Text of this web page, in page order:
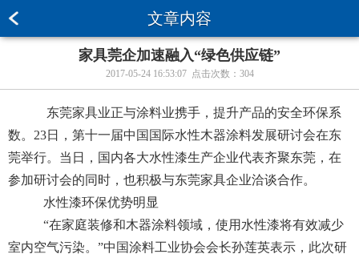
文章内容
家具莞企加速融入“绿色供应链”
2017-05-24 16:53:07 点击次数： 304
东莞家具业正与涂料业携手，提升产品的安全环保系
数。23日，第十一届中国国际水性木器涂料发展研讨会在东
莞举行。当日，国内各大水性漆生产企业代表齐聚东莞，在
参加研讨会的同时，也积极与东莞家具企业洽谈合作。
水性漆环保优势明显
“在家庭装修和木器涂料领域，使用水性漆将有效减少
室内空气污染。”中国涂料工业协会会长孙莲英表示，此次研